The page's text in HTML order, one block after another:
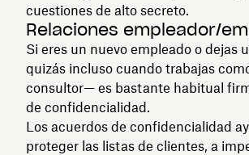
cuestiones de alto secreto.
Relaciones empleador/
Si eres un nuevo empleado o dejas
quizás incluso cuando trabajas
consultor— es bastante habitual
de confidencialidad.
Los acuerdos de confidencialidad
proteger las listas de clientes, a